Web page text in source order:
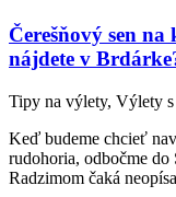
Čerešňový sen
nájdete v
Tipy na výlety, Výlety
Keď budeme chcieť
rudohoria, odbočme
Radzimom čaká